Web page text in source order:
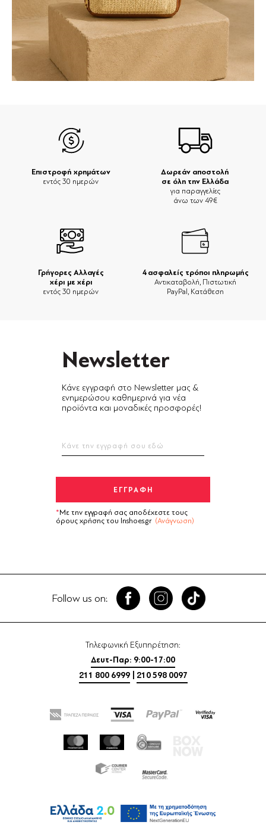
Δωρεάν αποστολή
σε όλη την Ελλάδα
για παραγγελίες
άνω των 49€
Επιστροφή χρημάτων
εντός 30 ημερών
Γρήγορες Αλλαγές
χέρι με χέρι
εντός 30 ημερών
4 ασφαλείς τρόποι πληρωμής
Αντικαταβολή, Πιστωτική
PayPal, Κατάθεση
Newsletter
Κάνε εγγραφή στο Newsletter μας &
ενημερώσου καθημερινά για νέα
προϊόντα και μοναδικές προσφορές!
Με την εγγραφή σας αποδέχεστε τους
όρους χρήσης του Inshoes.gr (Ανάγνωση)
Follow us on:
Τηλεφωνική Εξυπηρέτηση:
Δευτ-Παρ: 9:00-17:00
211 800 6999
210 598 0097